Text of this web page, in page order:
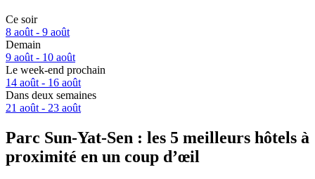
Ce soir
8 août - 9 août
Demain
9 août - 10 août
Le week-end prochain
14 août - 16 août
Dans deux semaines
21 août - 23 août
Parc Sun-Yat-Sen : les 5 meilleurs hôtels à
proximité en un coup d’œil